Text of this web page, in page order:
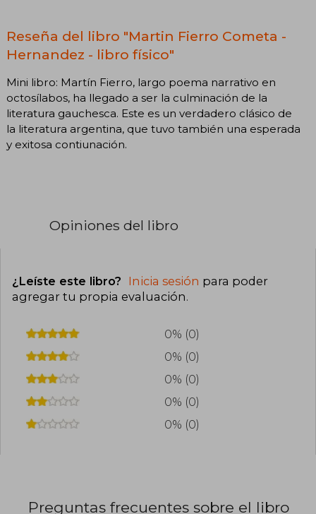
Reseña del libro "Martin Fierro Cometa -
Hernandez - libro físico"
Mini libro: Martín Fierro, largo poema narrativo en
octosílabos, ha llegado a ser la culminación de la
literatura gauchesca. Este es un verdadero clásico de
la literatura argentina, que tuvo también una esperada
y exitosa contiunación.
Opiniones del libro
¿Leíste este libro? Inicia sesión para poder
agregar tu propia evaluación.
0% (0)
0% (0)
0% (0)
0% (0)
0% (0)
Preguntas frecuentes sobre el libro